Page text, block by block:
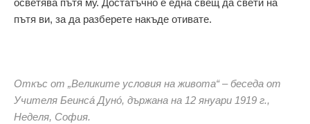
осветява пътя му. Достатъчно е една свещ да свети на
пътя ви, за да разберете накъде отивате.
Откъс от „Великите условия на живота“ – беседа от
Учителя Беинсá Дунó, държана на 12 януари 1919 г.,
Неделя, София.